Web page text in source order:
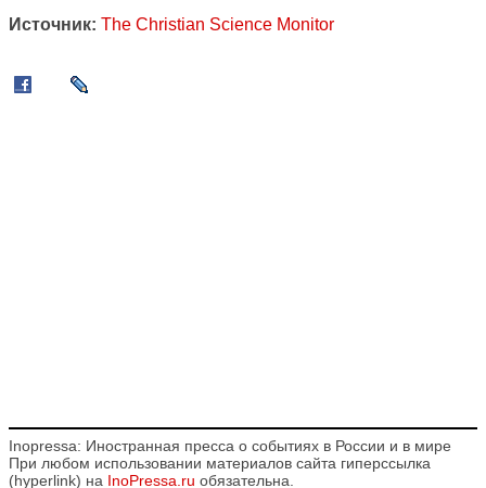
Источник: The Christian Science Monitor
Inopressa: Иностранная пресса о событиях в России и в мире
При любом использовании материалов сайта гиперссылка
(hyperlink) на InoPressa.ru обязательна.